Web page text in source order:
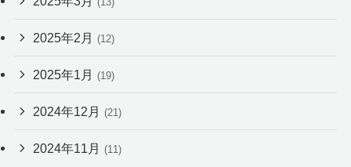
2025年2月 (12)
2025年1月 (19)
2024年12月 (21)
2024年11月 (11)